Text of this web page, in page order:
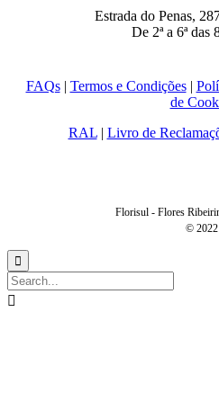
Estrada do Penas,
De 2ª a 6ª das
FAQs| Termos e Condições|
de
RAL| Livro de
Florisul - Flores
© 2022

